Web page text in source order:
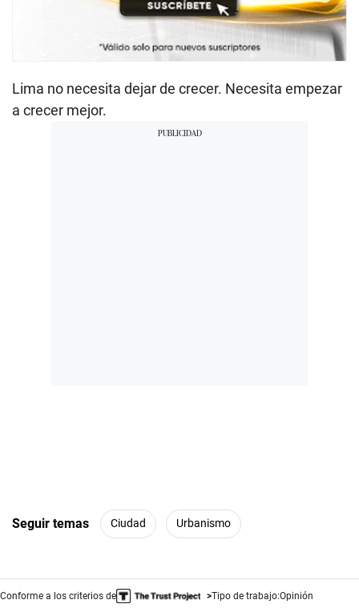
Lima no necesita dejar de crecer. Necesita empezar
a crecer mejor.
Seguir temas Ciudad Urbanismo
Conforme a los criterios de Tipo de trabajo:Opinión